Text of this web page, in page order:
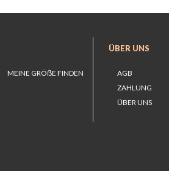
MEINE GRÖẞE FINDEN
ÜBER UNS
AGB
ZAHLUNG
ÜBER UNS